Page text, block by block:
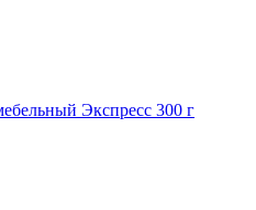
Экспресс 300 г